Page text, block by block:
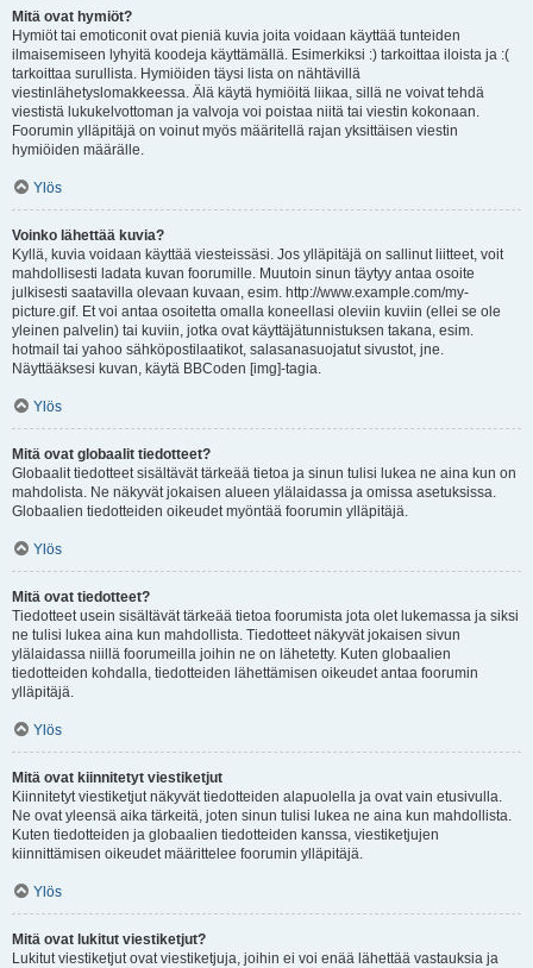
Mitä ovat hymiöt?
Hymiöt tai emoticonit ovat pieniä kuvia joita voidaan käyttää tunteiden
ilmaisemiseen lyhyitä koodeja käyttämällä. Esimerkiksi :) tarkoittaa iloista ja :(
tarkoittaa surullista. Hymiöiden täysi lista on nähtävillä
viestinlähetyslomakkeessa. Älä käytä hymiöitä liikaa, sillä ne voivat tehdä
viestistä lukukelvottoman ja valvoja voi poistaa niitä tai viestin kokonaan.
Foorumin ylläpitäjä on voinut myös määritellä rajan yksittäisen viestin
hymiöiden määrälle.
Ylös
Voinko lähettää kuvia?
Kyllä, kuvia voidaan käyttää viesteissäsi. Jos ylläpitäjä on sallinut liitteet, voit
mahdollisesti ladata kuvan foorumille. Muutoin sinun täytyy antaa osoite
julkisesti saatavilla olevaan kuvaan, esim. http://www.example.com/my-
picture.gif. Et voi antaa osoitetta omalla koneellasi oleviin kuviin (ellei se ole
yleinen palvelin) tai kuviin, jotka ovat käyttäjätunnistuksen takana, esim.
hotmail tai yahoo sähköpostilaatikot, salasanasuojatut sivustot, jne.
Näyttääksesi kuvan, käytä BBCoden [img]-tagia.
Ylös
Mitä ovat globaalit tiedotteet?
Globaalit tiedotteet sisältävät tärkeää tietoa ja sinun tulisi lukea ne aina kun on
mahdolista. Ne näkyvät jokaisen alueen ylälaidassa ja omissa asetuksissa.
Globaalien tiedotteiden oikeudet myöntää foorumin ylläpitäjä.
Ylös
Mitä ovat tiedotteet?
Tiedotteet usein sisältävät tärkeää tietoa foorumista jota olet lukemassa ja siksi
ne tulisi lukea aina kun mahdollista. Tiedotteet näkyvät jokaisen sivun
ylälaidassa niillä foorumeilla joihin ne on lähetetty. Kuten globaalien
tiedotteiden kohdalla, tiedotteiden lähettämisen oikeudet antaa foorumin
ylläpitäjä.
Ylös
Mitä ovat kiinnitetyt viestiketjut
Kiinnitetyt viestiketjut näkyvät tiedotteiden alapuolella ja ovat vain etusivulla.
Ne ovat yleensä aika tärkeitä, joten sinun tulisi lukea ne aina kun mahdollista.
Kuten tiedotteiden ja globaalien tiedotteiden kanssa, viestiketjujen
kiinnittämisen oikeudet määrittelee foorumin ylläpitäjä.
Ylös
Mitä ovat lukitut viestiketjut?
Lukitut viestiketjut ovat viestiketjuja, joihin ei voi enää lähettää vastauksia ja